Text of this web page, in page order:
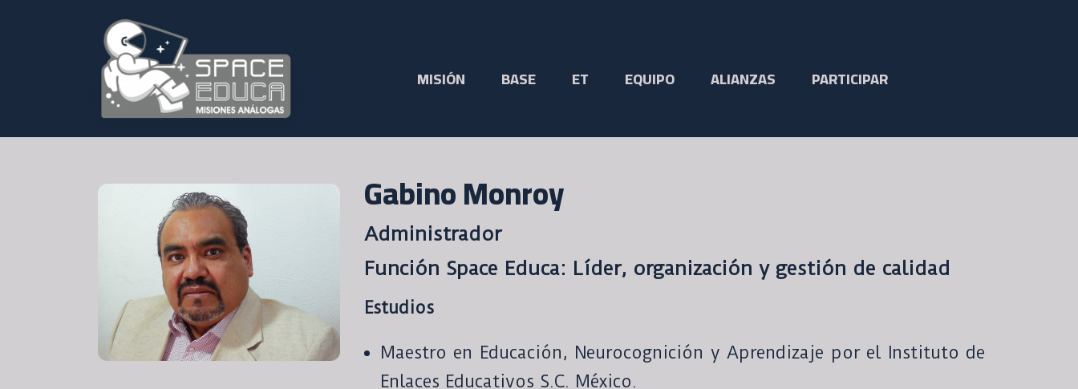
MISIÓN BASE ET EQUIPO ALIANZAS PARTICIPAR
Gabino Monroy
Administrador
Función Space Educa: Líder, organización y gestión de calidad
Estudios
Maestro en Educación, Neurocognición y Aprendizaje por el Instituto de
Enlaces Educativos S.C. México.